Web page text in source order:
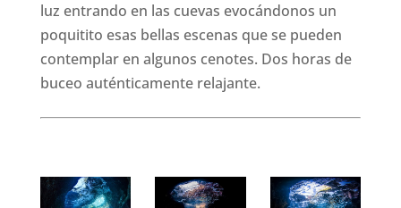
luz entrando en las cuevas evocándonos un
poquitito esas bellas escenas que se pueden
contemplar en algunos cenotes. Dos horas de
buceo auténticamente relajante.